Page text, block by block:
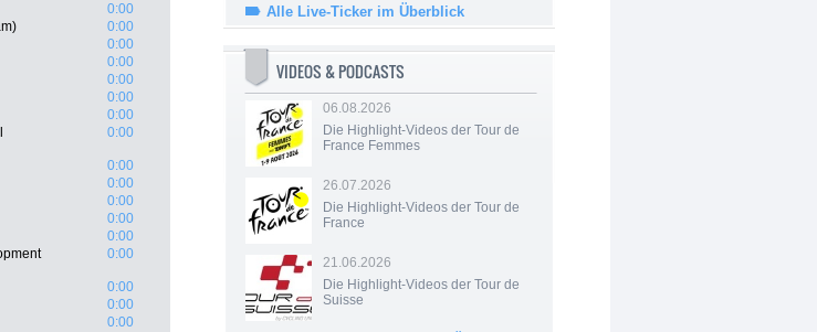
0:00
0:00
0:00
0:00
0:00
0:00
0:00
0:00
0:00
0:00
0:00
0:00
0:00
0:00
0:00
0:00
0:00
Alle Live-Ticker im Überblick
VIDEOS & PODCASTS
06.08.2026
Die Highlight-Videos der Tour de
France Femmes
26.07.2026
Die Highlight-Videos der Tour de
France
21.06.2026
Die Highlight-Videos der Tour de
Suisse